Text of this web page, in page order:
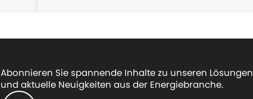
Abonnieren Sie spannende Inhalte zu unseren Lösungen
und aktuelle Neuigkeiten aus der Energiebranche.